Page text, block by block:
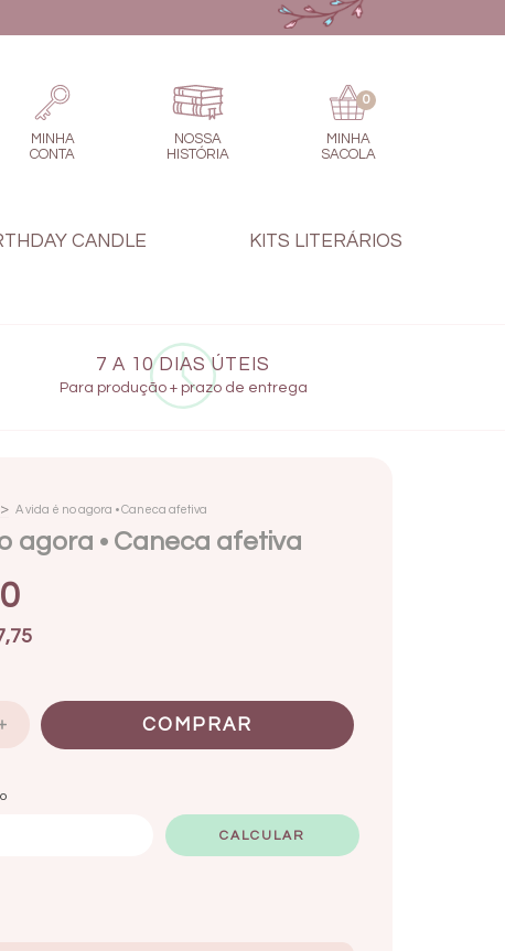
MINHA
CONTA
NOSSA
HISTÓRIA
MINHA
SACOLA
0
CANDLE KITS LITERÁRIOS
7 A 10 DIAS ÚTEIS
Para produção + prazo de entrega
> A vida é no agora • Caneca afetiva
agora • Caneca afetiva
CALCULAR